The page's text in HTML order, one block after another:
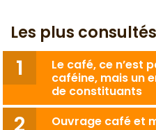
Les plus consultés
Le café, ce n’est
caféine, mais un
de constituants
Ouvrage café et